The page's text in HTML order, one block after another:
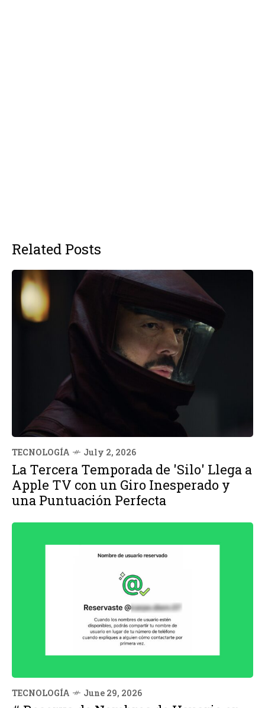
Related Posts
TECNOLOGÍA July 2, 2026
La Tercera Temporada de 'Silo' Llega a
Apple TV con un Giro Inesperado y
una Puntuación Perfecta
TECNOLOGÍA June 29, 2026